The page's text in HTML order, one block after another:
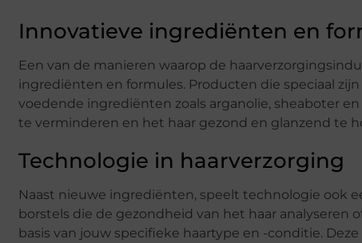
Innovatieve ingrediënten en
Een van de manieren waarop de
ingrediënten en formules. Producten die speciaal
voedende ingrediënten zoals arganolie, sheaboter
te verminderen en het haar gezond en glanzend te
Technologie in haarverzorging
Naast nieuwe ingrediënten, speelt technologie ook
borstels die de gezondheid van het haar analyseren
basis van jouw specifieke haartype en -conditie.